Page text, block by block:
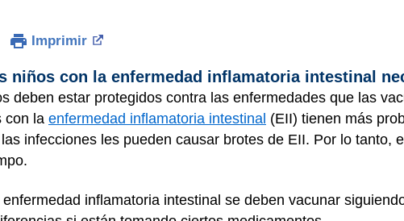
Imprimir
niños con la enfermedad inflamatoria intestinal
deben estar protegidos contra las enfermedades que las
con la enfermedad inflamatoria intestinal (EII) tienen más
infecciones les pueden causar brotes de EII. Por lo tanto,
inflamatoria intestinal se deben vacunar